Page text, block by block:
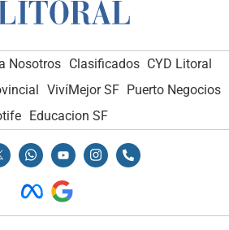
Nosotros Clasificados CYD Litoral
VivíMejor SF Puerto Negocios
Educacion SF